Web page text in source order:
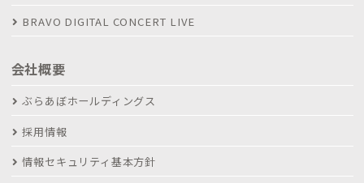
BRAVO DIGITAL CONCERT LIVE
会社概要
ぶらあぼホールディングス
採用情報
情報セキュリティ基本方針